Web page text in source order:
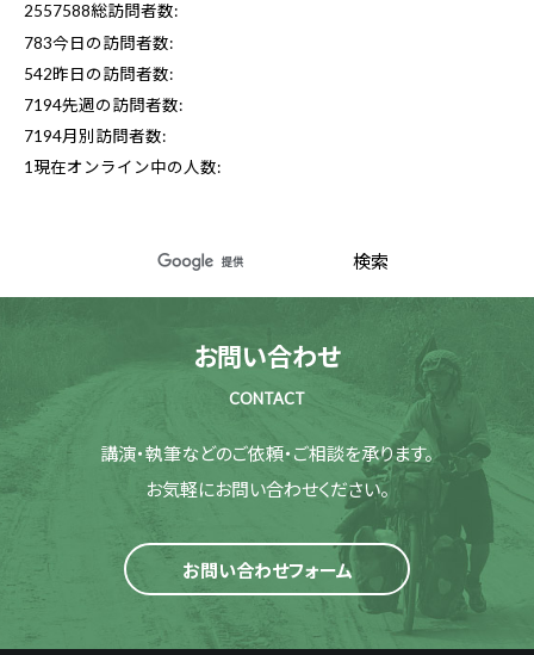
2557588総訪問者数:
783今日の訪問者数:
542昨日の訪問者数:
7194先週の訪問者数:
7194月別訪問者数:
1 現在オンライン中の人数:
お問い合わせ
CONTACT
講演・執筆などのご依頼・ご相談を承ります。
お気軽にお問い合わせください。
お問い合わせフォーム